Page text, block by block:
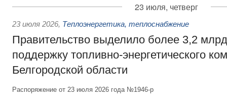
23 июля, четверг
23 июля 2026, Теплоэнергетика, теплоснабжение
Правительство выделило более 3,2
поддержку топливно-энергетического
Белгородской области
Распоряжение от 23 июля 2026 года №1946-р